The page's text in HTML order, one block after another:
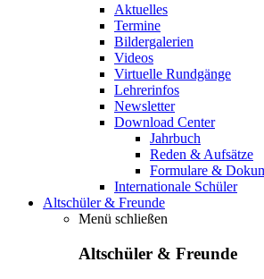
Aktuelles
Termine
Bildergalerien
Videos
Virtuelle Rundgänge
Lehrerinfos
Newsletter
Download Center
Jahrbuch
Reden & Aufsätze
Formulare &
Internationale Schüler
Altschüler & Freunde
Menü schließen
Altschüler & Freunde